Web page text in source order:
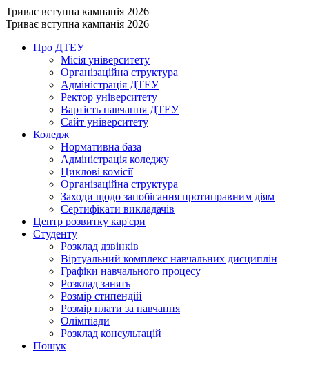
Триває вступна кампанія 2026
Триває вступна кампанія 2026
Про ДТЕУ
Місія університету
Організаційна структура
Адміністрація ДТЕУ
Ректор університету
Вартість навчання ДТЕУ
Сайт університету
Коледж
Нормативна база
Адміністрація коледжу
Циклові комісії
Організаційна структура
Заходи щодо запобігання протиправним діям
Сертифікати викладачів
Центр розвитку кар'єри
Студенту
Розклад дзвінків
Віртуальний комплекс навчальних дисциплін
Графіки навчального процесу
Розклад занять
Розмір стипендій
Розмір плати за навчання
Олімпіади
Розклад консультацій
Пошук